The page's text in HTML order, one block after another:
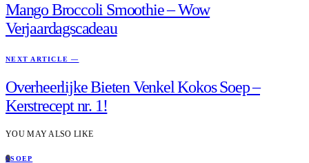
Mango Broccoli Smoothie – Wow
Verjaardagscadeau
NEXT ARTICLE —
Overheerlijke Bieten Venkel Kokos Soep –
Kerstrecept nr. 1!
YOU MAY ALSO LIKE
SSOEP